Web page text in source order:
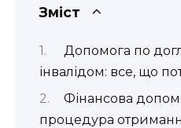
Зміст
Допомога по
інвалідом: все, що
Фінансова
процедура